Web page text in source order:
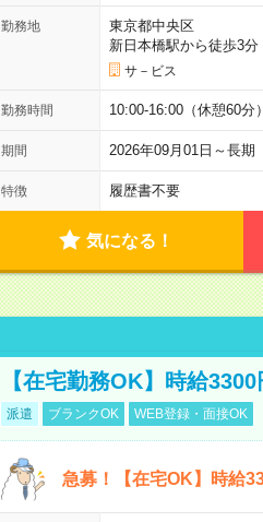
勤務地
東京都中央区
新日本橋駅から徒歩3分
サ－ビス
勤務時間 10:00-16:00（休憩60分
期間 2026年09月01日～長
特徴 履歴書不要
気になる！
【在宅勤務OK】時給
派遣 ブランクOK WEB登録・面接OK
急募！【在宅OK】時給